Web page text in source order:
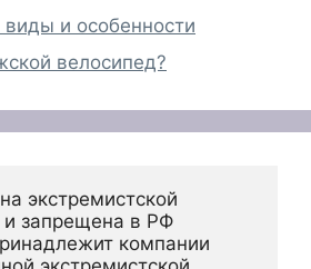
и особенности
велосипед?
экстремистской
и запрещена в РФ
компании